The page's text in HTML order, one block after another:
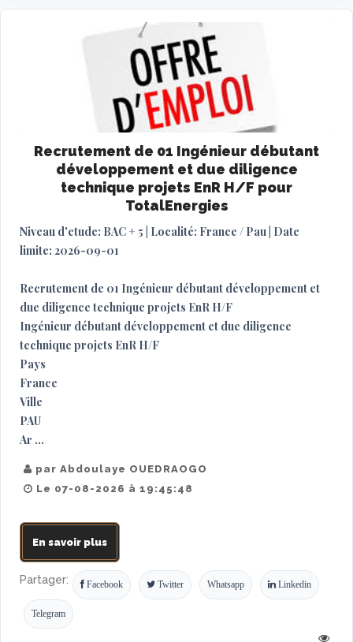
Recrutement de 01 Ingénieur débutant
développement et due diligence
technique projets EnR H/F pour
TotalEnergies
Niveau d'etude: BAC + 5 | Localité: France / Pau | Date
limite: 2026-09-01
Recrutement de 01 Ingénieur débutant développement et
due diligence technique projets EnR H/F
Ingénieur débutant développement et due diligence
technique projets EnR H/F
Pays
France
Ville
PAU
Ar ...
par Abdoulaye OUEDRAOGO
Le 07-08-2026 à 19:45:48
En savoir plus
Partager: Facebook Twitter Whatsapp Linkedin
Telegram